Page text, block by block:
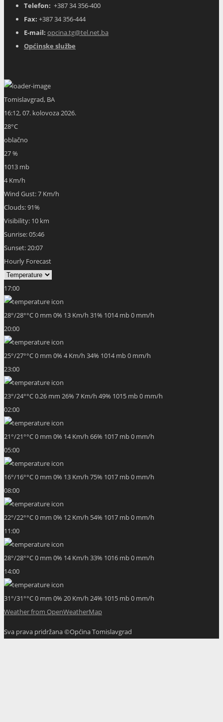
Telefon: +387 34 356-400
Fax: +387 34 356-444
E-mail: opcina.tg@tel.net.ba
Općinske službe
Tomislavgrad, BA
16:12,07. kolovoza 2026.
28°C
oblačno
27 %
1013 mb
4 Km/h
Wind Gust:7 Km/h
Clouds:91%
Visibility: 10 km
Sunrise:05:46
Sunset:20:07
Hourly Forecast
17:00
28°/28°°C0 mm 0% 13 Km/h 31% 1014 mb0 mm/h
20:00
25°/27°°C0 mm 0% 4 Km/h 34% 1014 mb0 mm/h
23:00
23°/24°°C0.26 mm 26% 7 Km/h 49% 1015 mb0 mm/h
02:00
21°/21°°C0 mm 0% 14 Km/h 66% 1017 mb0 mm/h
05:00
16°/16°°C0 mm 0% 13 Km/h 75% 1017 mb0 mm/h
08:00
22°/22°°C0 mm 0% 12 Km/h 54% 1017 mb0 mm/h
11:00
28°/28°°C0 mm 0% 14 Km/h 33% 1016 mb0 mm/h
14:00
31°/31°°C0 mm 0% 20 Km/h 24% 1015 mb0 mm/h
Weather from OpenWeatherMap
Sva prava pridržana ©Općina Tomislavgrad